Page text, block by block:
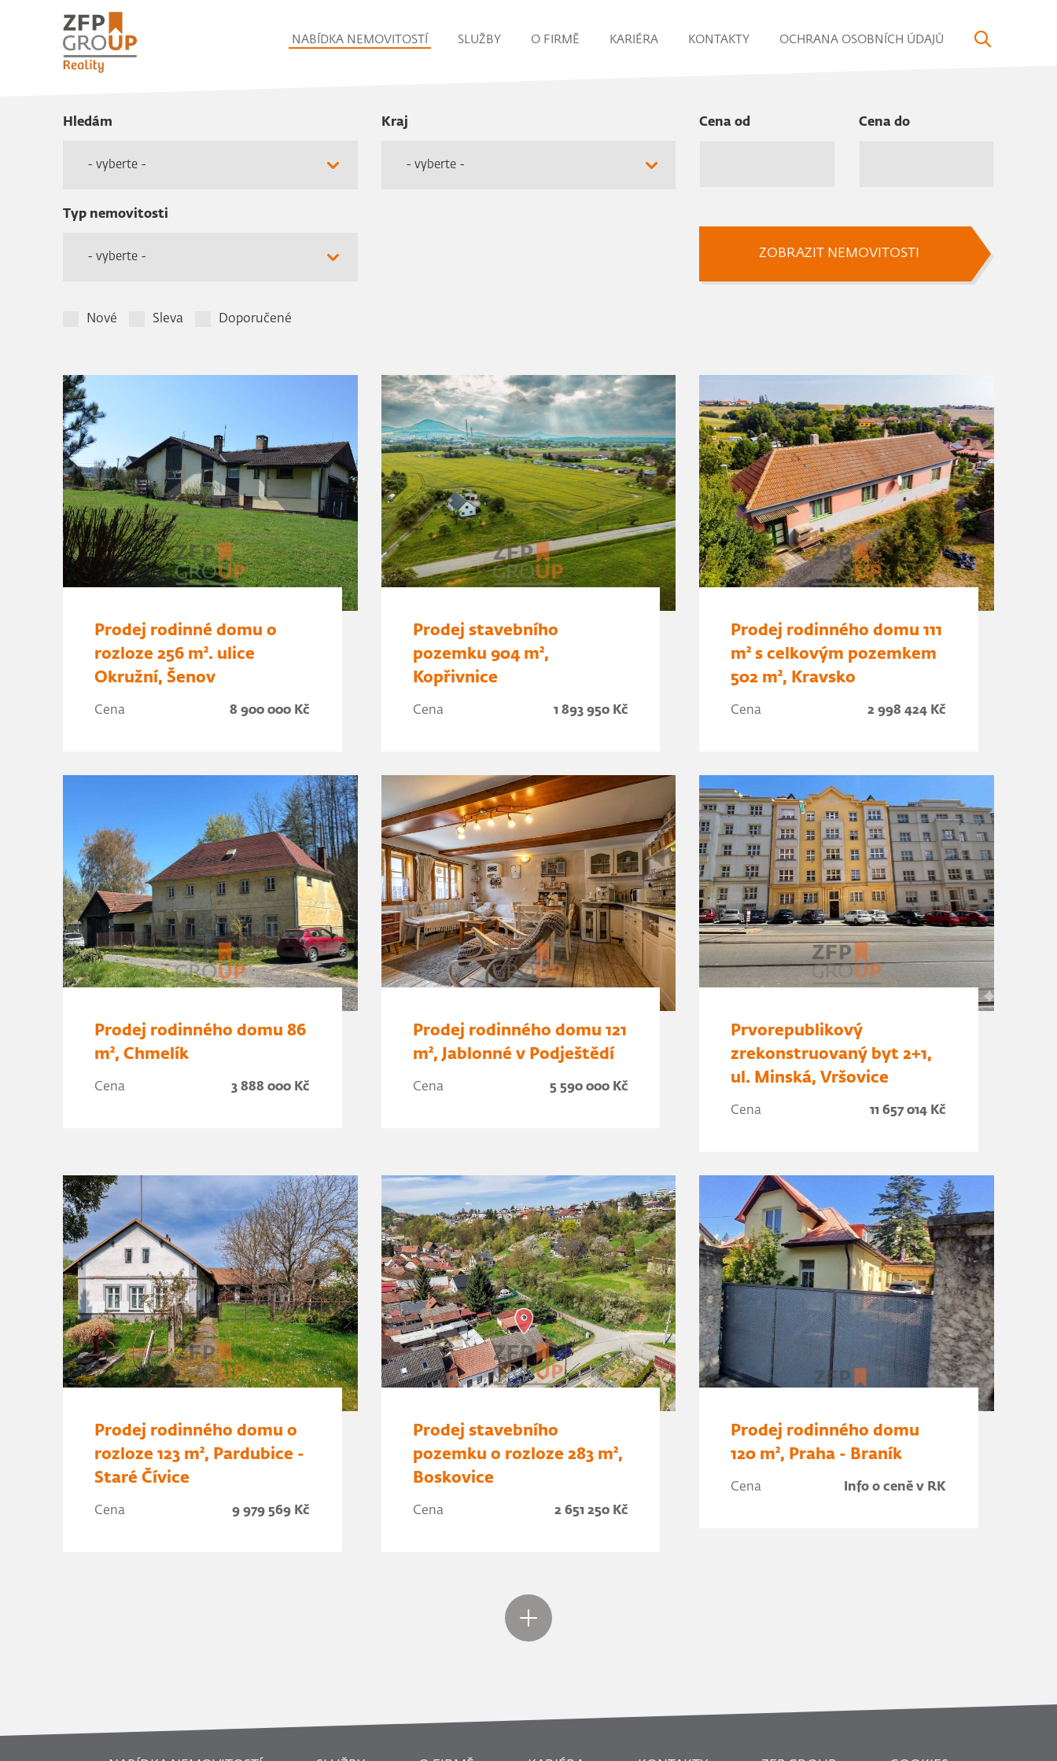
NABÍDKA NEMOVITOSTÍ SLUŽBY O FIRMĚ KARIÉRA KONTAKTY OCHRANA OSOBNÍCH ÚDAJŮ
Hledám
- vyberte -
Kraj
- vyberte -
Cena od Cena do
Typ nemovitosti
- vyberte -
Nové Sleva Doporučené
ZOBRAZIT NEMOVITOSTI
Prodej rodinné domu o
rozloze 256 m². ulice
Okružní, Šenov
Cena 8 900 000 Kč
Prodej stavebního
pozemku 904 m²,
Kopřivnice
Cena 1 893 950 Kč
Prodej rodinného domu 111
m² s celkovým pozemkem
502 m², Kravsko
Cena 2 998 424 Kč
Prodej rodinného domu 86
m², Chmelík
Cena 3 888 000 Kč
Prodej rodinného domu 121
m², Jablonné v Podještědí
Cena 5 590 000 Kč
Prvorepublikový
zrekonstruovaný byt 2+1,
ul. Minská, Vršovice
Cena 11 657 014 Kč
Prodej rodinného domu o
rozloze 123 m², Pardubice -
Staré Čívice
Cena 9 979 569 Kč
Prodej stavebního
pozemku o rozloze 283 m²,
Boskovice
Cena 2 651 250 Kč
Prodej rodinného domu
120 m², Praha - Braník
Cena Info o ceně v RK